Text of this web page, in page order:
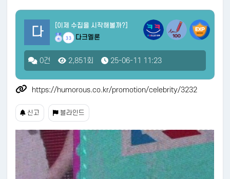
다 [이제 수집을 시작해볼까?]
33 다크멜론
0건 2,851회 25-06-11 11:23
https://humorous.co.kr/promotion/celebrity/3232
신고 블라인드